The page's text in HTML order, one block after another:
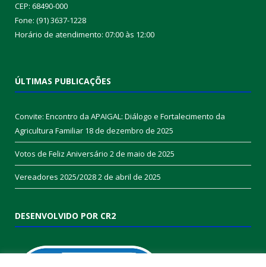
CEP: 68490-000
Fone: (91) 3637-1228
Horário de atendimento: 07:00 às 12:00
ÚLTIMAS PUBLICAÇÕES
Convite: Encontro da APAIGAL: Diálogo e Fortalecimento da
Agricultura Familiar 18 de dezembro de 2025
Votos de Feliz Aniversário 2 de maio de 2025
Vereadores 2025/20282 de abril de 2025
DESENVOLVIDO POR CR2